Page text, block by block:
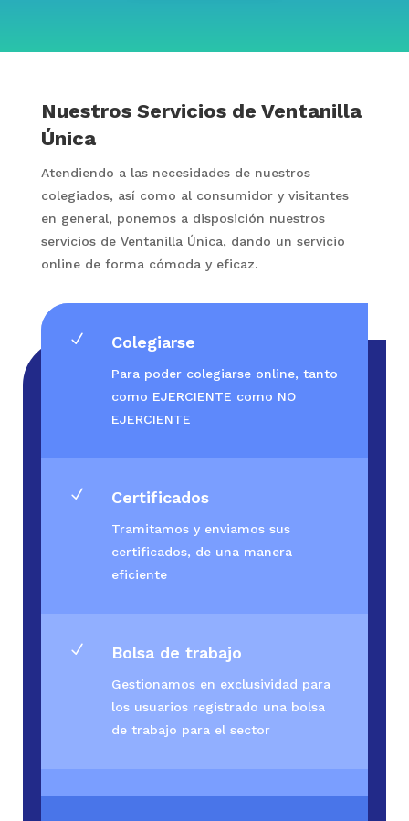
Nuestros Servicios de Ventanilla
Única
Atendiendo a las necesidades de nuestros
colegiados, así como al consumidor y visitantes
en general, ponemos a disposición nuestros
servicios de Ventanilla Única, dando un servicio
online de forma cómoda y eficaz.
N Colegiarse
Para poder colegiarse online, tanto
como EJERCIENTE como NO
EJERCIENTE
N Certificados
Tramitamos y enviamos sus
certificados, de una manera
eficiente
N Bolsa de trabajo
Gestionamos en exclusividad para
los usuarios registrado una bolsa
de trabajo para el sector